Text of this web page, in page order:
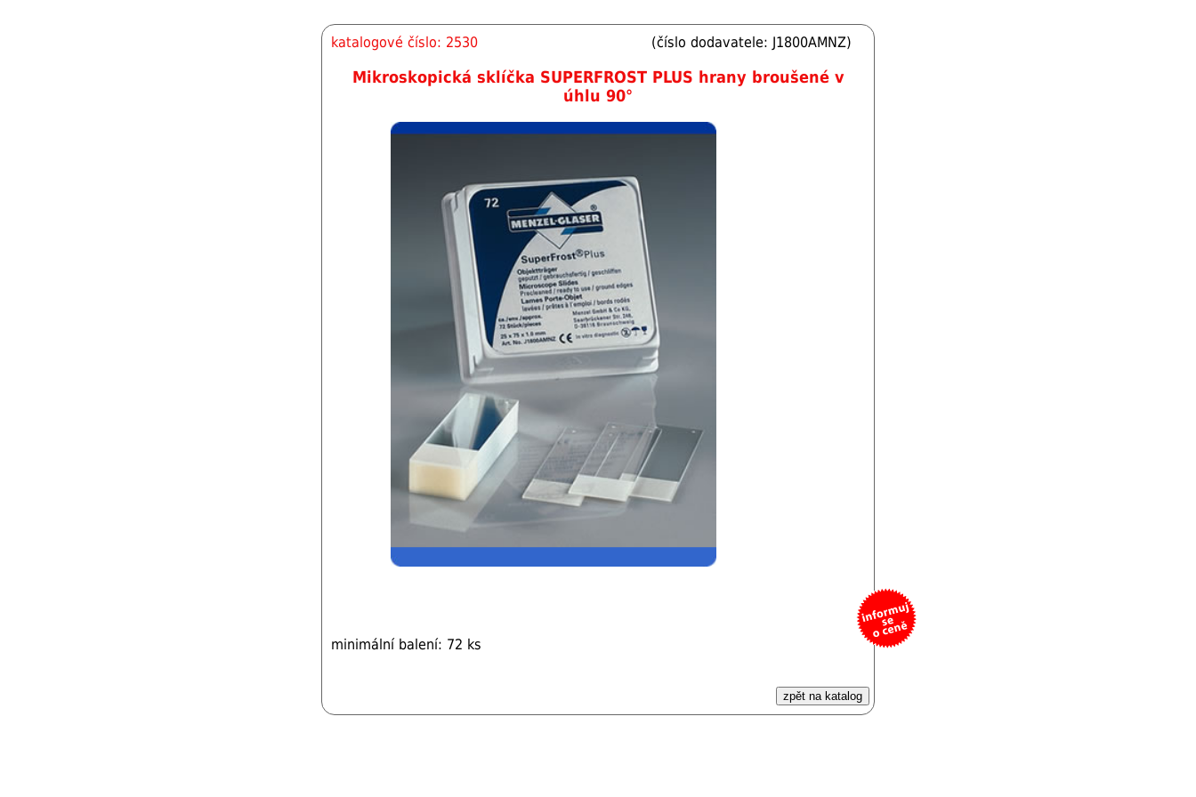
katalogové číslo: 2530 (číslo dodavatele: J1800AMNZ)
Mikroskopická sklíčka SUPERFROST PLUS hrany broušené v
úhlu 90°
minimální balení: 72 ks